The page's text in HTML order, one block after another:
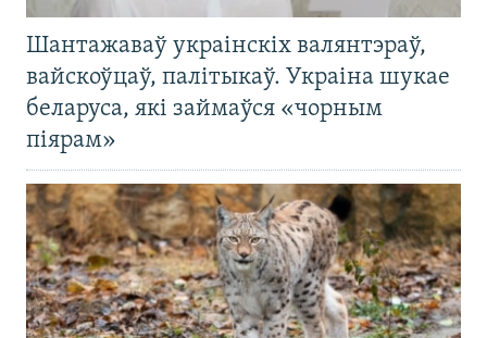
Шантажаваў украінскіх валянтэраў,
вайскоўцаў, палітыкаў. Украіна шукае
беларуса, які займаўся «чорным
піярам»